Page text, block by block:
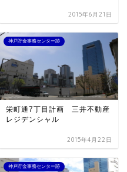
2015年6月21日
神戸貯金事務センター跡
栄町通7丁目計画 三井不動産
レジデンシャル
2015年4月22日
神戸貯金事務センター跡